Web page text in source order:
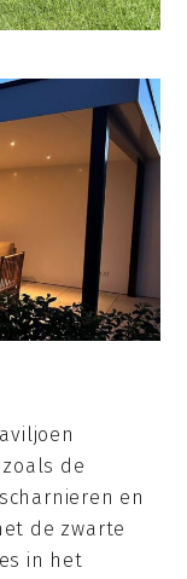
de
en
de zwarte
in het